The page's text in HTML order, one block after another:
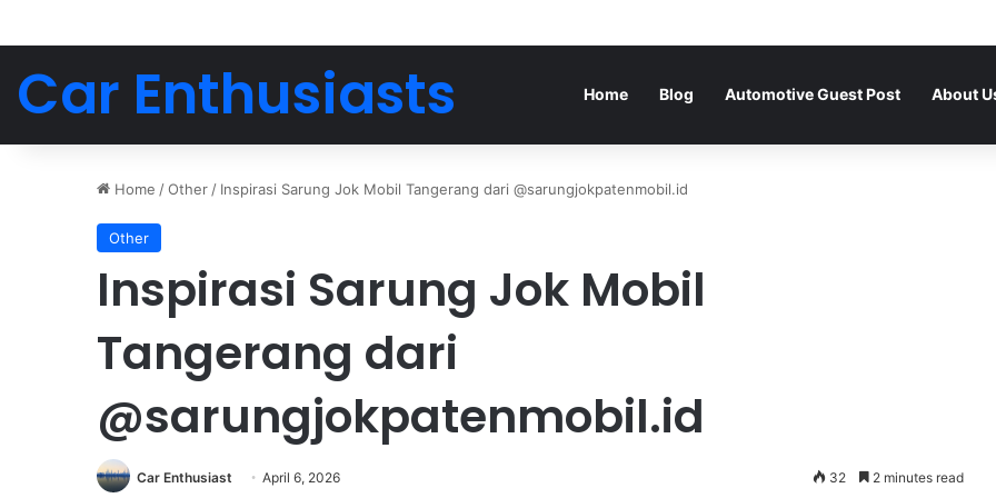
Car Enthusiasts Home Blog Automotive Guest Post About
Home /Other / Inspirasi Sarung Jok Mobil Tangerang dari @sarungjokpatenmobil.id
Other
Inspirasi Sarung Jok Mobil
Tangerang dari
@sarungjokpatenmobil.id
Car Enthusiast April 6, 2026 32 2 minutes read